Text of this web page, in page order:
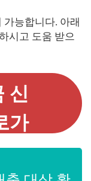
능합니다. 아래
시고 도움 받으
신
가